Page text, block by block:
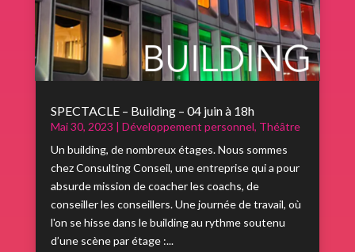
SPECTACLE – Building – 04 juin à 18h
Mai 30, 2023 | Développement personnel, Théâtre
Un building, de nombreux étages. Nous sommes
chez Consulting Conseil, une entreprise qui a pour
absurde mission de coacher les coachs, de
conseiller les conseillers. Une journée de travail, où
l'on se hisse dans le building au rythme soutenu
d’une scène par étage :...